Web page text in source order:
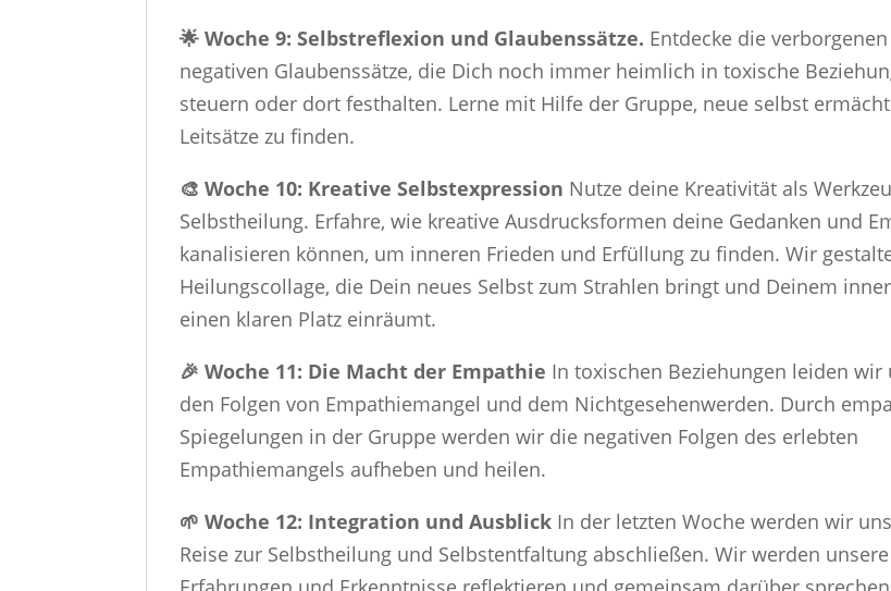
🌟 Woche 9: Selbstreflexion und Glaubenssätze. Entdecke die verborgenen
negativen Glaubenssätze, die Dich noch immer heimlich in toxische
steuern oder dort festhalten. Lerne mit Hilfe der Gruppe, neue selbst
Leitsätze zu finden.
🎨 Woche 10: Kreative Selbstexpression Nutze deine Kreativität als
Selbstheilung. Erfahre, wie kreative Ausdrucksformen deine Gedanken und
kanalisieren können, um inneren Frieden und Erfüllung zu finden. Wir
Heilungscollage, die Dein neues Selbst zum Strahlen bringt und Deinem
einen klaren Platz einräumt.
🎉 Woche 11: Die Macht der Empathie In toxischen Beziehungen leiden wir
den Folgen von Empathiemangel und dem Nichtgesehenwerden. Durch
Spiegelungen in der Gruppe werden wir die negativen Folgen des erlebten
Empathiemangels aufheben und heilen.
🌱 Woche 12: Integration und Ausblick In der letzten Woche werden wir
Reise zur Selbstheilung und Selbstentfaltung abschließen. Wir werden unsere